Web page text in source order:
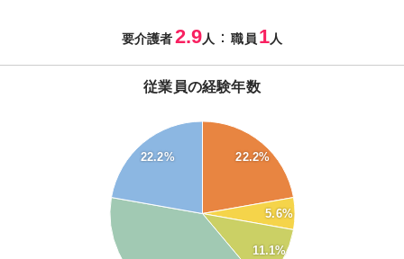
要介護者2.9人 ：職員 1人
従業員の経験年数
22.2%
5.6%
11.1%
22.2%